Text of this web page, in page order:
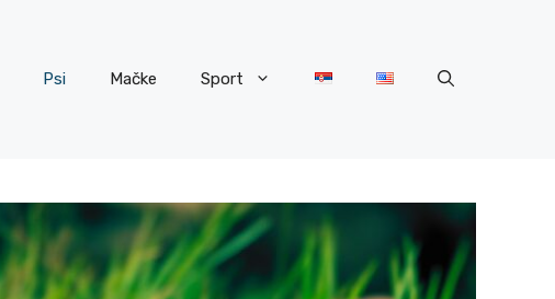
Psi Mačke Sport